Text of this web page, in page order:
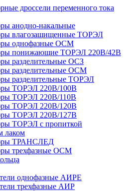
дроссели переменного тока
анодно-накальные
влагозащищенные ТОРЭЛ
однофазные ОСМ
понижающие ТОРЭЛ 220В/42В
разделительные ОСЗ
разделительные ОСМ
разделительные ТОРЭЛ
ТОРЭЛ 220В/100В
ТОРЭЛ 220В/110В
ТОРЭЛ 220В/120В
ТОРЭЛ 220В/127В
ТОРЭЛ с пропиткой
лаком
ТРАНСЛЕД
трехфазные ОСМ
однофазные АИРЕ
трехфазные АИР